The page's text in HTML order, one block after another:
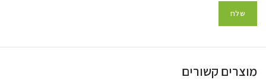
מוצרים קשורים